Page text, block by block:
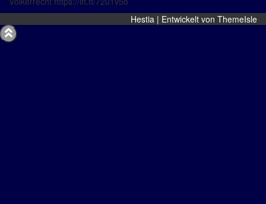
Hestia | Entwickelt von ThemeIsle